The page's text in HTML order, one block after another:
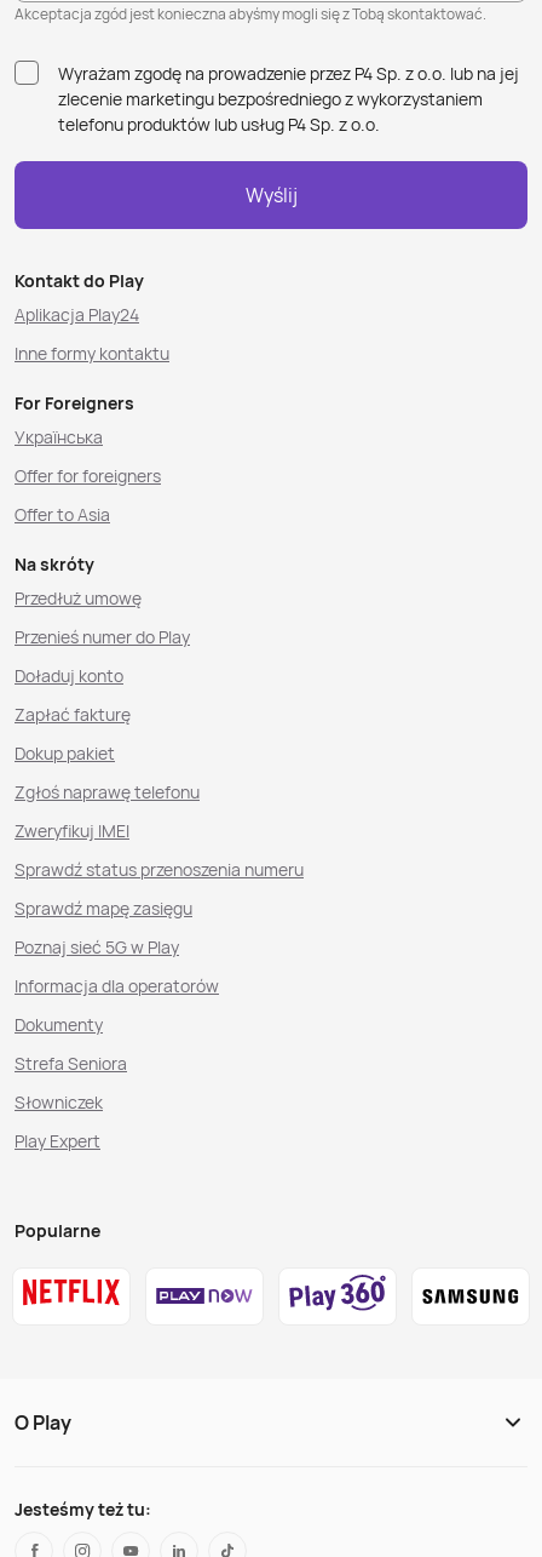
Akceptacja zgód jest konieczna abyśmy mogli się z Tobą skontaktować.
Wyrażam zgodę na prowadzenie przez P4 Sp. z o.o. lub na jej
zlecenie marketingu bezpośredniego z wykorzystaniem
telefonu produktów lub usług P4 Sp. z o.o.
Wyślij
Kontakt do Play
Aplikacja Play24
Inne formy kontaktu
For Foreigners
Українська
Offer for foreigners
Offer to Asia
Na skróty
Przedłuż umowę
Przenieś numer do Play
Doładuj konto
Zapłać fakturę
Dokup pakiet
Zgłoś naprawę telefonu
Zweryfikuj IMEI
Sprawdź status przenoszenia numeru
Sprawdź mapę zasięgu
Poznaj sieć 5G w Play
Informacja dla operatorów
Dokumenty
Strefa Seniora
Słowniczek
Play Expert
Popularne
O Play
Jesteśmy też tu: